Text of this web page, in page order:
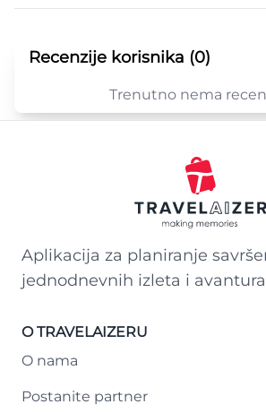
Recenzije korisnika (0)
Trenutno nema
Aplikacija za planiranje
jednodnevnih izleta i
O TRAVELAIZERU
O nama
Postanite partner